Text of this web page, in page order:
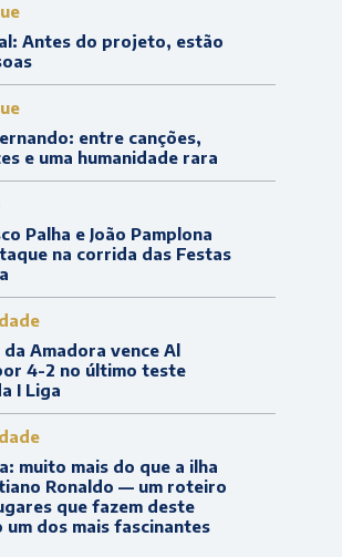
Antes do projeto, estão
entre canções,
e uma humanidade rara
Palha e João Pamplona
na corrida das Festas
Amadora vence Al
4-2 no último teste
I Liga
muito mais do que a ilha
Ronaldo — um roteiro
que fazem deste
um dos mais fascinantes